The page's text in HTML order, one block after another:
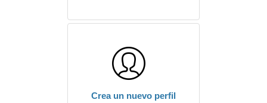
Crea un nuevo perfil